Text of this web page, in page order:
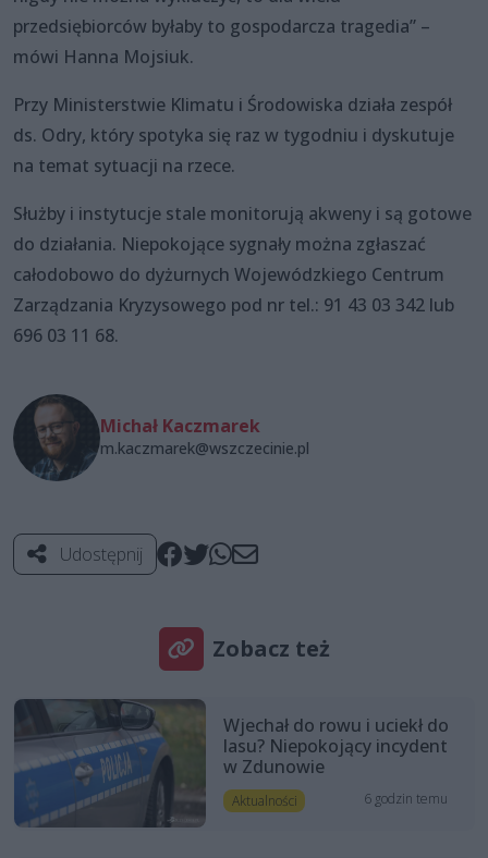
przedsiębiorców byłaby to gospodarcza tragedia” –
mówi Hanna Mojsiuk.
Przy Ministerstwie Klimatu i Środowiska działa zespół
ds. Odry, który spotyka się raz w tygodniu i dyskutuje
na temat sytuacji na rzece.
Służby i instytucje stale monitorują akweny i są gotowe
do działania. Niepokojące sygnały można zgłaszać
całodobowo do dyżurnych Wojewódzkiego Centrum
Zarządzania Kryzysowego pod nr tel.: 91 43 03 342 lub
696 03 11 68.
Michał Kaczmarek
m.kaczmarek@wszczecinie.pl
Udostępnij
Zobacz też
Wjechał do rowu i uciekł do
lasu? Niepokojący incydent
w Zdunowie
Aktualności 6 godzin temu